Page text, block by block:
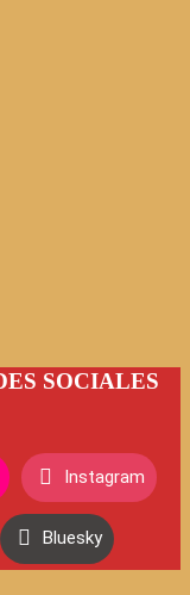
SOCIALES
Instagram
Bluesky